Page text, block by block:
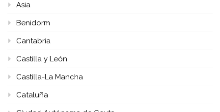
Asia
Benidorm
Cantabria
Castilla y León
Castilla-La Mancha
Cataluña